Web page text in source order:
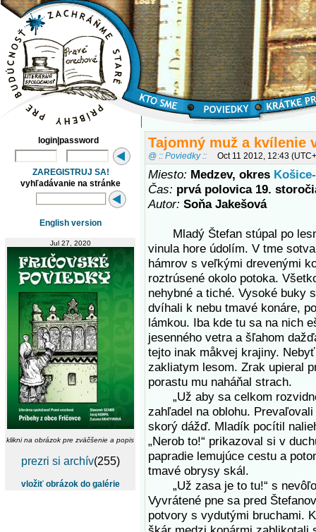
login|password
ZAREGISTRUJ SA!
vyhľadávanie na stránke
English version
Jul 27, 2020
klikni na obrázok pre zväčšenie a popis
prezri si archív(255)
vložiť obrázok do galérie
Tajomný muž a kvílenie
@ :: Poviedky :: Oct 11 2012, 12:43
Miesto: Medzev, okres
Čas: prvá polovica 19.
Autor: Soňa Jakešová
Mladý Štefan stúpal po
vinula hore údolím. V tme
hámrov s veľkými drevenými
roztrúsené okolo potoka.
nehybné a tiché. Vysoké buky
dvíhali k nebu tmavé konáre,
lámkou. Iba kde tu sa na nich
jesenného vetra a šľahom
tejto inak måkvej krajiny.
zakliatym lesom. Zrak upieral
porastu mu naháňal strach.
„Už aby sa celkom
zahľadel na oblohu.
skorý dážď. Mladík pocítil
„Nerob to!“ prikazoval si v
papradie lemujúce cestu a
tmavé obrysy skál.
„Už zasa je to tu!“ s
Vyvrátené pne sa pred
potvory s vydutými bruchami.